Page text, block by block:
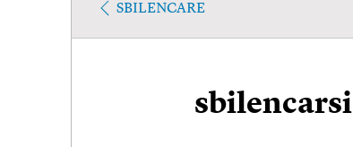
SBILENCARE
sbilencarsi